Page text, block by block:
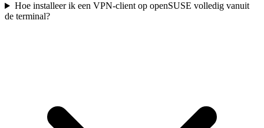
Hoe installeer ik een VPN-client op openSUSE volledig vanuit
de terminal?